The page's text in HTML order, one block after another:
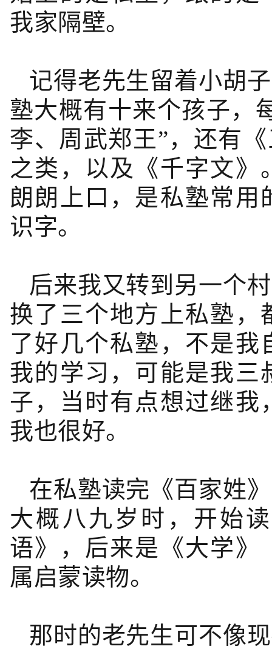
我家隔壁。
记得老先生留着小胡
塾大概有十来个孩子，
李、周武郑王”，还有
之类，以及《千字文》
朗朗上口，是私塾常用
识字。
后来我又转到另一个
换了三个地方上私塾，
了好几个私塾，不是我
我的学习，可能是我三
子，当时有点想过继我
我也很好。
在私塾读完 《百家姓》
大概八九岁时，开始
语》，后来是《大学》
属启蒙读物。
那时的老先生可不像